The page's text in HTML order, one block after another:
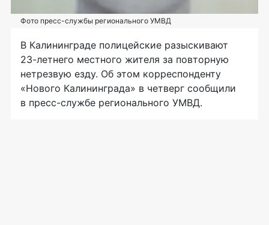
Фото пресс-службы регионального УМВД
В Калининграде полицейские разыскивают
23-летнего местного жителя за повторную
нетрезвую езду. Об этом корреспонденту
«Нового Калининграда» в четверг сообщили
в пресс-службе регионального УМВД.